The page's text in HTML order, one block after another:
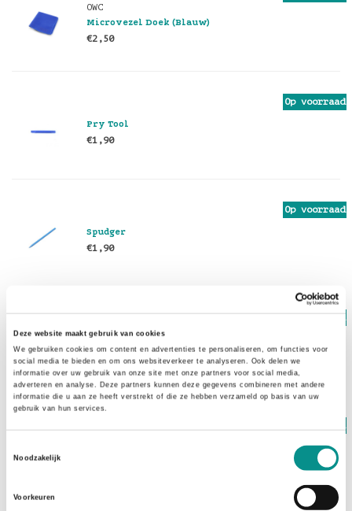
Deze website maakt gebruik van cookies
We gebruiken cookies om content en advertenties te personaliseren, om functies voor
social media te bieden en om ons websiteverkeer te analyseren. Ook delen we
informatie over uw gebruik van onze site met onze partners voor social media,
adverteren en analyse. Deze partners kunnen deze gegevens combineren met andere
informatie die u aan ze heeft verstrekt of die ze hebben verzameld op basis van uw
gebruik van hun services.
Noodzakelijk
Voorkeuren
OWC
Microvezel Doek (Blauw)
€2,50
Op voorraad
Pry Tool
€1,90
Op voorraad
Spudger
€1,90
Op voorraad
Torx T10 (S) Schroevendraaier